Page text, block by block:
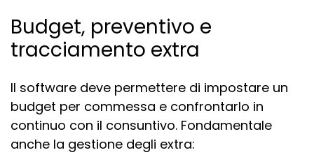
Budget, preventivo e
tracciamento extra
Il software deve permettere di impostare un
budget per commessa e confrontarlo in
continuo con il consuntivo. Fondamentale
anche la gestione degli extra: